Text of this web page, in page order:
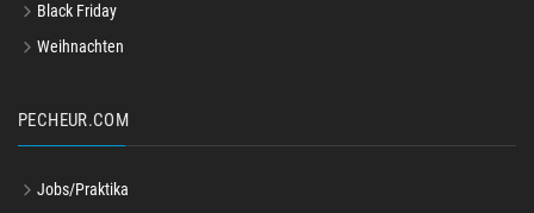
Black Friday
Weihnachten
PECHEUR.COM
Jobs/Praktika